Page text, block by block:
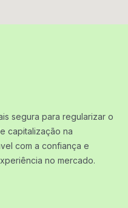
segura para regularizar o
capitalização na
com a confiança e
no mercado.